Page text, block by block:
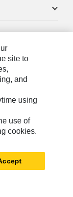
site to
and
using
use of
cookies.